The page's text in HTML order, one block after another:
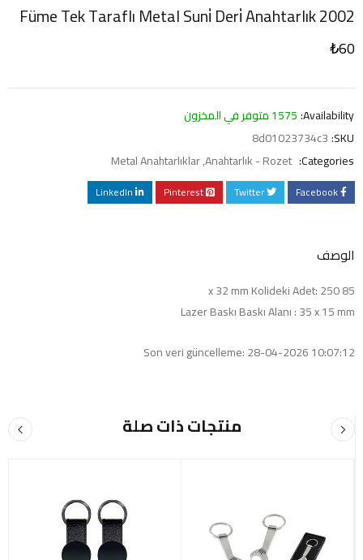
2002 Füme Tek Taraflı Metal Suni̇ Deri̇ Anahtarlık
₺60
Availability: 1575 متوفر في المخزون
SKU:
8d01023734c3
Categories:
Anahtarlık - Rozet
,
Metal Anahtarlıklar
Facebook
Twitter
Pinterest
LinkedIn
الوصف
85 x 32 mm Kolideki Adet: 250
Lazer Baskı Baskı Alanı : 35 x 15 mm
Son veri güncelleme: 28-04-2026 10:07:12
منتجات ذات صلة